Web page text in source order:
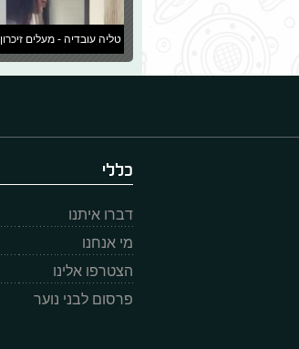
טליה עובדיה - מעלים זיכרון
כללי
דברו איתנו
מי אנחנו
הצטרפו אלינו
פרסום לבני נוער